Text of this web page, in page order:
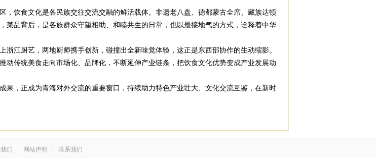
饮食文化是各民族交往交流交融的鲜活载体。非遗老八盘、德都蒙古全席、藏族达顿
品背后，是各族群众守望相助、和睦共生的日常，也以最接地气的方式，诠释着中华
厨艺，两地厨师携手创新，碰撞出全新味觉体验，这正是东西部协作的生动缩影。
传统美食走向市场化、品牌化，不断延伸产业链条，把饮食文化优势变成产业发展动
，正成为青海对外交流的重要窗口，持续助力特色产业壮大、文化交流互鉴，在新时
们 | 网站声明 | 联系我们